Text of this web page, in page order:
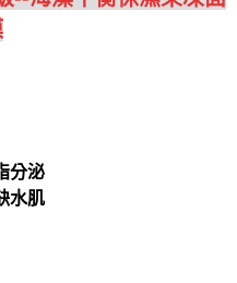
分泌
水肌